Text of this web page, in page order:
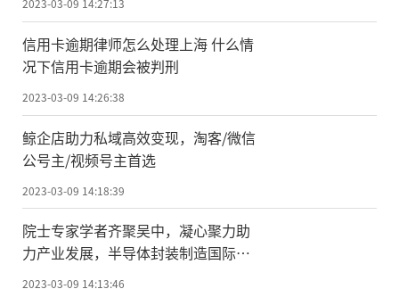
信用卡逾期律师怎么处理上海 什么情
况下信用卡逾期会被判刑
2023-03-09 14:26:38
鲸企店助力私域高效变现，淘客/微信
公号主/视频号主首选
2023-03-09 14:18:39
院士专家学者齐聚吴中，凝心聚力助
力产业发展，半导体封装制造国际论
坛在苏州吴中隆重举行
2023-03-09 14:13:46